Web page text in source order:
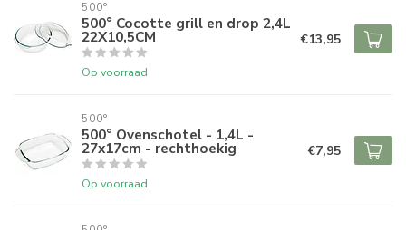
500°
500° Cocotte grill en drop 2,4L
22X10,5CM
Op voorraad
€13,95
500°
500° Ovenschotel - 1,4L -
27x17cm - rechthoekig
Op voorraad
€7,95